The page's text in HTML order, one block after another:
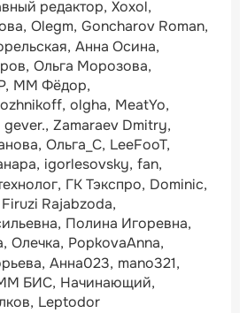
редактор Xoxol
Olegm Goncharov Roman
Анна Осина
Ольга Морозова
ММ Фёдор
olgha MeatYo
gever. Zamaraev Dmitry
Ольга_С LeeFooT
igorlesovsky fan
ГК Тэкспро Dominic
Firuzi Rajabzoda
Полина Игоревна
Олечка PopkovaAnna
Анна023 mano321
БИС Начинающий
Leptodor